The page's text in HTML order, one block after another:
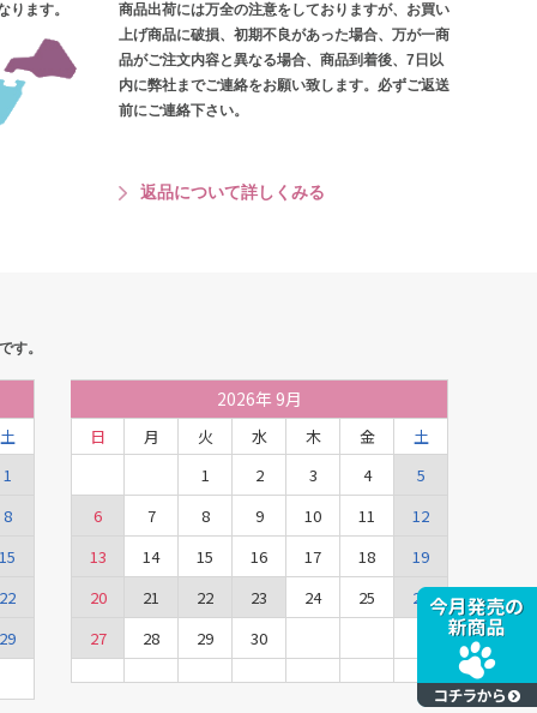
ります。
商品出荷には万全の注意をしておりますが、お買い
上げ商品に破損、初期不良があった場合、万が一商
品がご注文内容と異なる場合、商品到着後、7日以
内に弊社までご連絡をお願い致します。必ずご返送
前にご連絡下さい。
返品について詳しくみる
す。
土
1
8
15
22
29
2026年 9月
日 月 火 水 木 金
土
1
2 3 4
5
6
7 8 9 10 11
12
13
14 15 16 17 18
19
20
21 22 23 24 25
26
27
28 29 30